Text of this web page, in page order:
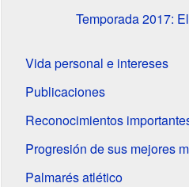
Temporada 2017:
Vida personal e intereses
Publicaciones
Reconocimientos
Progresión de sus mejores
Palmarés atlético